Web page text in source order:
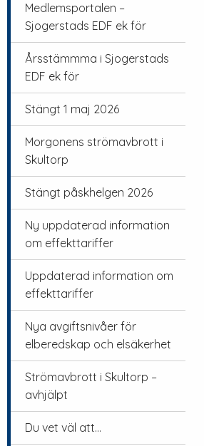
Medlemsportalen –
Sjogerstads EDF ek för
Årsstämmma i Sjogerstads
EDF ek för
Stängt 1 maj 2026
Morgonens strömavbrott i
Skultorp
Stängt påskhelgen 2026
Ny uppdaterad information
om effekttariffer
Uppdaterad information om
effekttariffer
Nya avgiftsnivåer för
elberedskap och elsäkerhet
Strömavbrott i Skultorp –
avhjälpt
Du vet väl att…